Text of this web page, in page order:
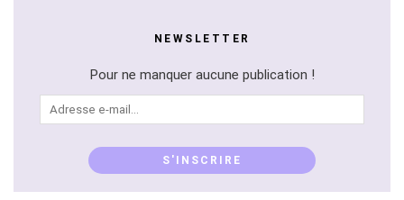
NEWSLETTER
Pour ne manquer aucune publication !
Adresse
e-
S'INSCRIRE